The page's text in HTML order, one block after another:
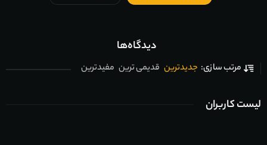
دیدگاه‌ها
مرتب سازی: جدیدترین قدیمی ترین مفیدترین
لیست کاربران